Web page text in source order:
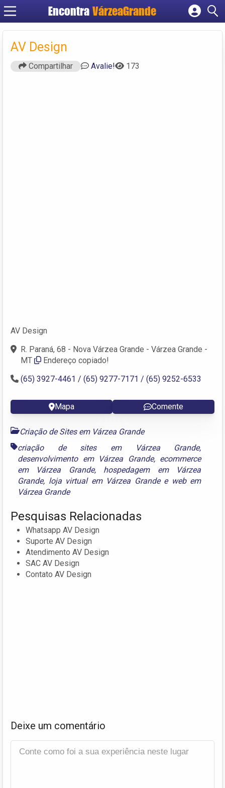
Encontra VárzeaGrande
Cadastrar empresa
AV Design
Compartilhar Avalie! 173
AV Design
R. Paraná, 68 - Nova Várzea Grande - Várzea Grande -
MT
Endereço copiado!
(65) 3927-4461 / (65) 9277-7171 / (65) 9252-6533
Mapa Comente
Criação de Sites em Várzea Grande
criação de sites em Várzea Grande,
desenvolvimento em Várzea Grande, ecommerce
em Várzea Grande, hospedagem em Várzea
Grande, loja virtual em Várzea Grandee web em
Várzea Grande
Pesquisas Relacionadas
Whatsapp AV Design
Suporte AV Design
Atendimento AV Design
SAC AV Design
Contato AV Design
Deixe um comentário